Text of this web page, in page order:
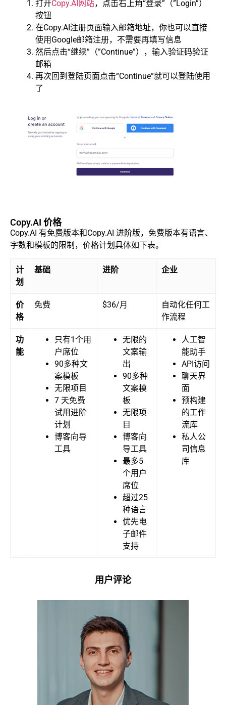
打开Copy.AI网站，点击右上角“登录”（”Login”）
按钮
在Copy.AI注册页面输入邮箱地址，你也可以直接
使用Google邮箱注册，不需要再填写信息
然后点击“继续”（”Continue”），输入验证码验证
邮箱
再次回到登陆页面点击“Continue”就可以登陆使用
了
Copy.AI 价格
Copy.AI 有免费版本和Copy.AI 进阶版，免费版本有语言、
字数和模板的限制，价格计划具体如下表。
计
划
基础 进阶 企业
价
格
免费 $36/月
自动化任何工
作流程
功
能
只有1个用
户席位
90多种文
案模板
无限项目
7 天免费
试用进阶
计划
博客向导
工具
无限的
文案输
出
90多种
文案模
板
无限项
目
博客向
导工具
最多5
个用户
席位
超过25
种语言
优先电
子邮件
支持
人工智
能助手
API访问
聊天界
面
预构建
的工作
流库
私人公
司信息
库
用户评论